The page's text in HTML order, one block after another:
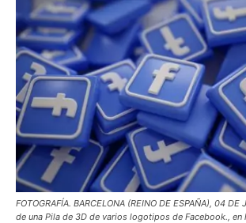
FOTOGRAFÍA. BARCELONA (REINO DE ESPAÑA), 04
de una Pila de 3D de varios logotipos de Facebook.,